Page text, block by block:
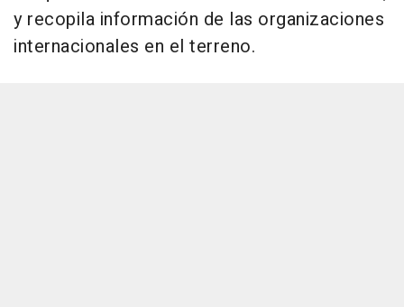
y recopila información de las organizaciones
internacionales en el terreno.